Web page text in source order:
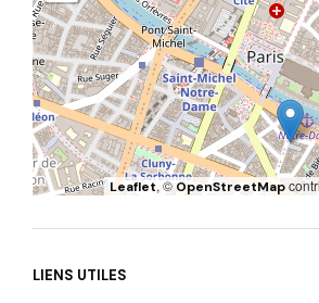
Leaflet, ©OpenStreetMap
LIENS UTILES